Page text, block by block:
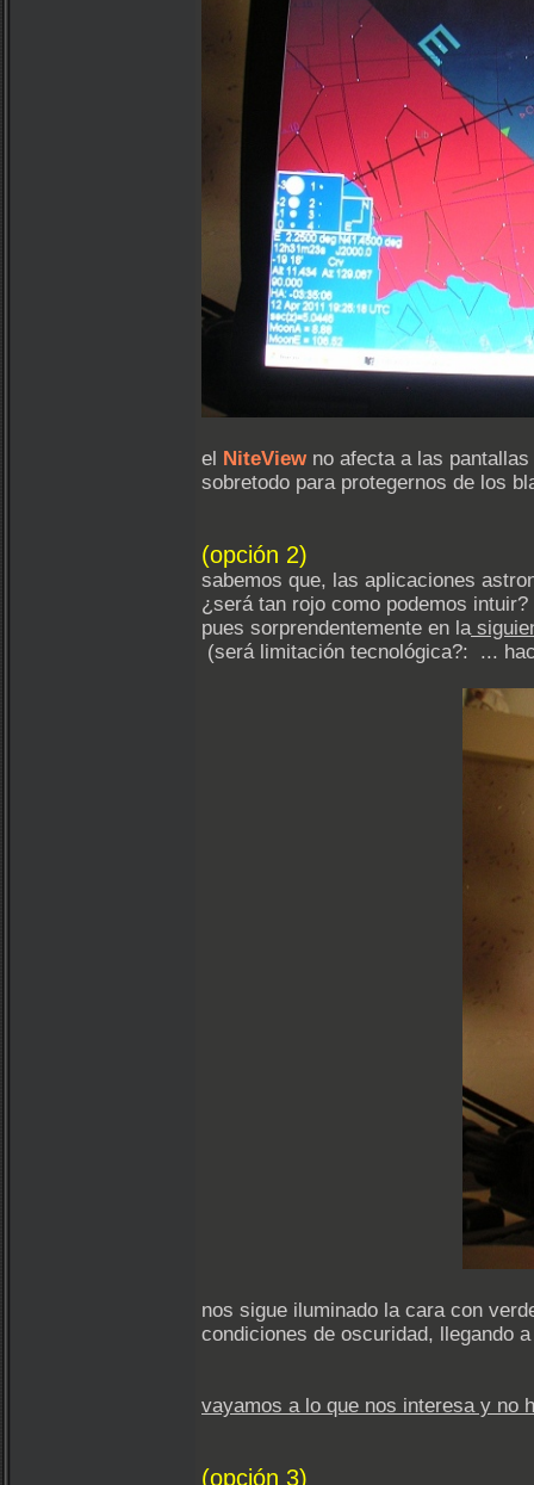
el NiteView no afecta a las
sobretodo para protegernos de los
(opción 2)
sabemos que, las aplicaciones
¿será tan rojo como podemos
pues sorprendentemente en la
(será limitación tecnológica?: ...
nos sigue iluminado la cara con
condiciones de oscuridad, llegando
vayamos a lo que nos interesa y no
(opción 3)